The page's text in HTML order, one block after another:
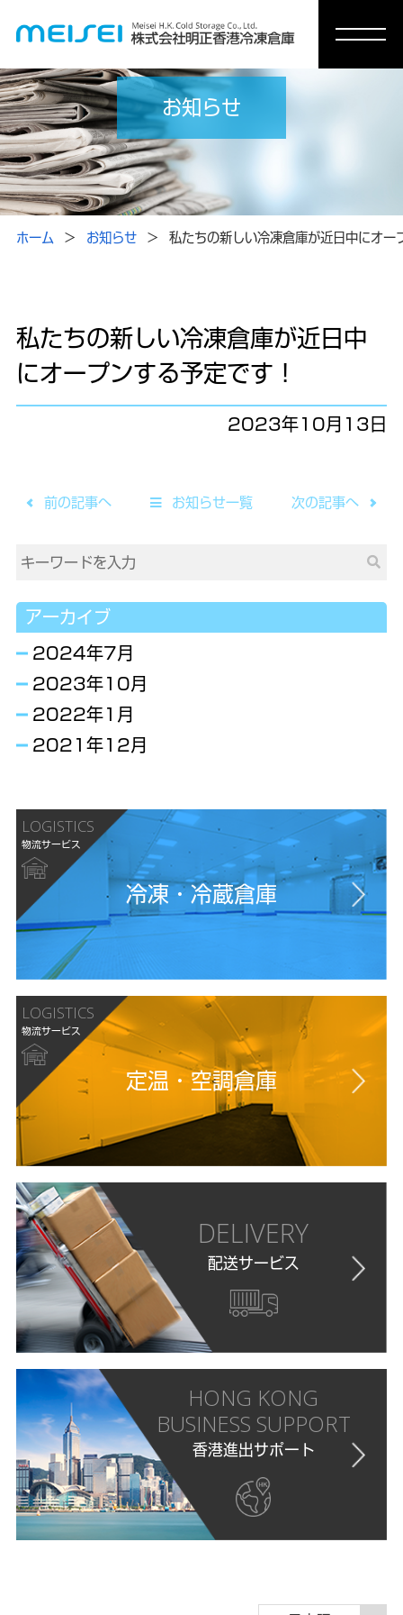
お知らせ
ホーム お知らせ 私たちの新しい冷凍倉庫が近日中にオー
私たちの新しい冷凍倉庫が近日中
にオープンする予定です！
2023年10月13日
アーカイブ
2024年7月
2023年10月
2022年1月
2021年12月
前の記事へ お知らせ一覧 次の記事へ
冷凍・冷蔵倉庫
LOGISTICS
物流サービス
定温・空調倉庫
LOGISTICS
物流サービス
DELIVERY
配送サービス
HONG KONG
BUSINESS SUPPORT
香港進出サポート